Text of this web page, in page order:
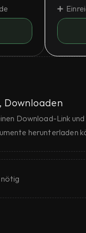
➕
Downloaden
Download-Link und
herunterladen